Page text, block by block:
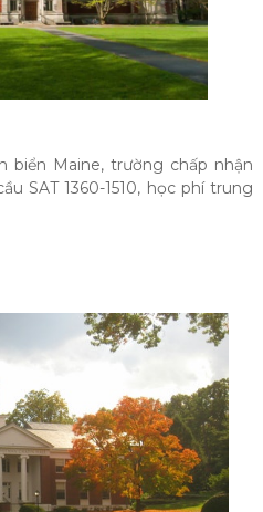
Maine, trường chấp nhận
SAT 1360-1510, học phí trung